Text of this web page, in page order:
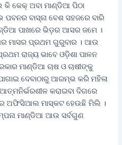
କେକ୍‌ ଅବା ମାଣ୍ଡିଆ ପିଠା
ବାସ୍ନା ବେଶ ସହଜରେ ବାରି
ପାଖରେ ଭିଡ଼ର ଆସର ଜମେ ।
ମାସର ପ୍ରଥମ ଗୁରୁବାର । ଆଉ
ରାଜ୍ୟ ଭାବେ ଓଡ଼ିଶା ପାଳନ
ମାଣ୍ଡିଆ ଚାଷ ଓ ଚାଷୀଙ୍କୁ
ଦେବାଠାରୁ ଆରମ୍ଭ କରି ମହିଳା
କରାଇବା ଦିଗରେ
ଅଫିସିଆଲ ମାସ୍କଟ ହେଉଛି ମିଲି ।
ମାଣ୍ଡିଆ ଆଉ ସର୍ବଗୁଣ